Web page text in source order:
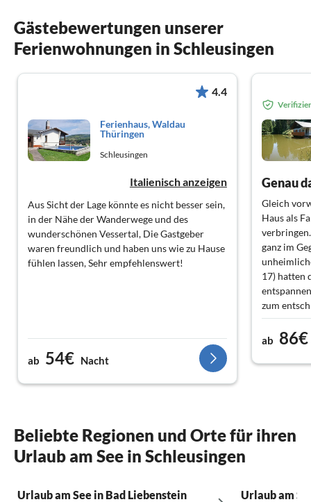
Gästebewertungen unserer
Ferienwohnungen in Schleusingen
4.4
Ferienhaus, Waldau
Thüringen
Schleusingen
Italienisch anzeigen
Aus Sicht der Lage könnte es nicht besser sein,
in der Nähe der Wanderwege und des
wunderschönen Vessertal, Die Gastgeber
waren freundlich und haben uns wie zu Hause
fühlen lassen, Sehr empfehlenswert!
ab 54€ Nacht
Gleich
Haus als
ganz im
17) hatten
zum
Das haus
bis zur
Kaffee der
Mit der
ab 86€
Beliebte Regionen und Orte für ihren
Urlaub am See in Schleusingen
Urlaub am See in Bad Liebenstein Urlaub am